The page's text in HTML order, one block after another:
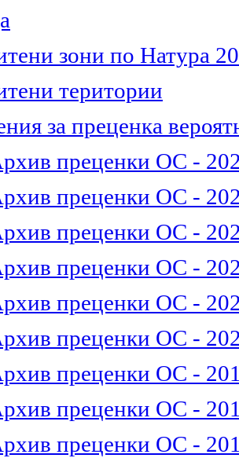
зони по Натура
територии
за преценка
преценки ОС -
преценки ОС -
преценки ОС -
преценки ОС -
преценки ОС -
преценки ОС -
преценки ОС -
преценки ОС -
преценки ОС -